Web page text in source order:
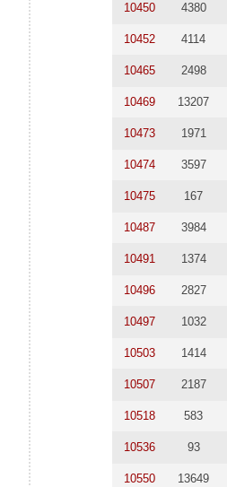
10450 4380
10452 4114
10465 2498
10469 13207
10473 1971
10474 3597
10475 167
10487 3984
10491 1374
10496 2827
10497 1032
10503 1414
10507 2187
10518 583
10536 93
10550 13649